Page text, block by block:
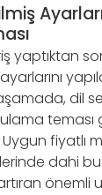
yaptıktan
dil
teması
Uygun fiyatlı
dahi bu
önemli